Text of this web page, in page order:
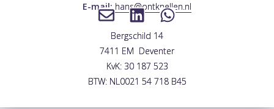
E-mail:hans@ontknellen.nl
Bergschild 14
7411 EM Deventer
KvK: 30 187 523
BTW: NL0021 54 718 B45